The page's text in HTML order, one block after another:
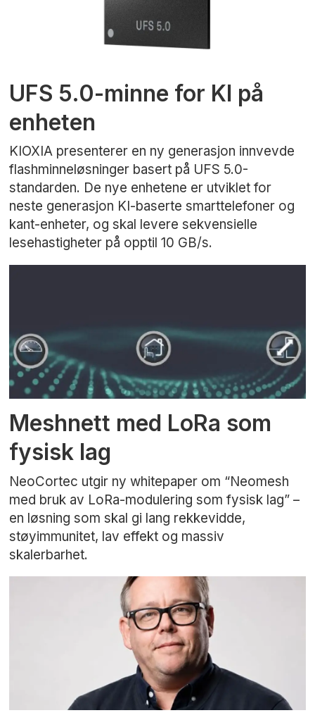
UFS 5.0-minne for KI på
enheten
KIOXIA presenterer en ny generasjon innvevde
flashminneløsninger basert på UFS 5.0-
standarden. De nye enhetene er utviklet for
neste generasjon KI-baserte smarttelefoner og
kant-enheter, og skal levere sekvensielle
lesehastigheter på opptil 10 GB/s.
Meshnett med LoRa som
fysisk lag
NeoCortec utgir ny whitepaper om “Neomesh
med bruk av LoRa-modulering som fysisk lag” –
en løsning som skal gi lang rekkevidde,
støyimmunitet, lav effekt og massiv
skalerbarhet.